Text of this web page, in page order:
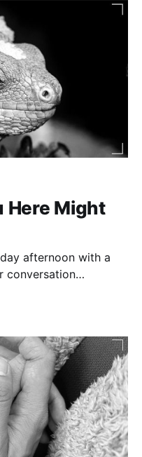
Here Might
afternoon with a
he shared caught me
you here